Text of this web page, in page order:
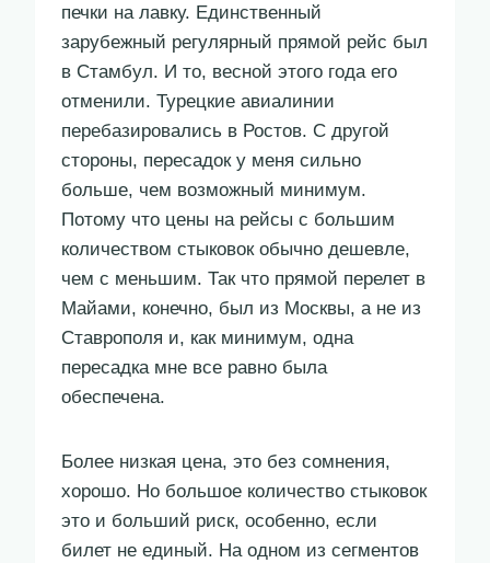
печки на лавку. Единственный
зарубежный регулярный прямой рейс был
в Стамбул. И то, весной этого года его
отменили. Турецкие авиалинии
перебазировались в Ростов. С другой
стороны, пересадок у меня сильно
больше, чем возможный минимум.
Потому что цены на рейсы с большим
количеством стыковок обычно дешевле,
чем с меньшим. Так что прямой перелет в
Майами, конечно, был из Москвы, а не из
Ставрополя и, как минимум, одна
пересадка мне все равно была
обеспечена.
Более низкая цена, это без сомнения,
хорошо. Но большое количество стыковок
это и больший риск, особенно, если
билет не единый. На одном из сегментов